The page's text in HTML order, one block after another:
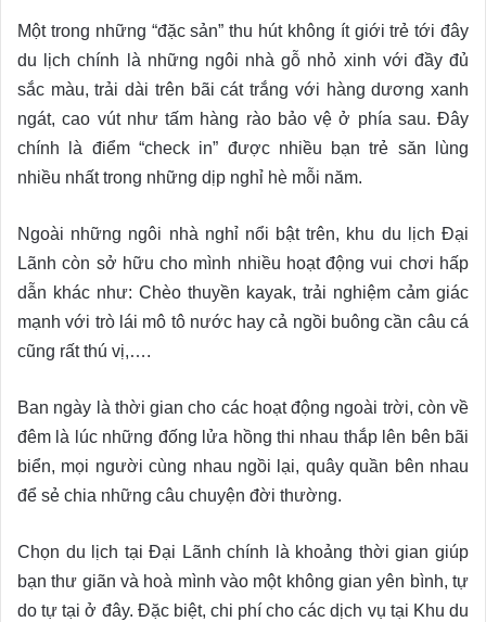
Một trong những “đặc sản” thu hút không ít giới trẻ tới đây
du lịch chính là những ngôi nhà gỗ nhỏ xinh với đầy đủ
sắc màu, trải dài trên bãi cát trắng với hàng dương xanh
ngát, cao vút như tấm hàng rào bảo vệ ở phía sau. Đây
chính là điểm “check in” được nhiều bạn trẻ săn lùng
nhiều nhất trong những dịp nghỉ hè mỗi năm.
Ngoài những ngôi nhà nghỉ nổi bật trên, khu du lịch Đại
Lãnh còn sở hữu cho mình nhiều hoạt động vui chơi hấp
dẫn khác như: Chèo thuyền kayak, trải nghiệm cảm giác
mạnh với trò lái mô tô nước hay cả ngồi buông cần câu cá
cũng rất thú vị,….
Ban ngày là thời gian cho các hoạt động ngoài trời, còn về
đêm là lúc những đống lửa hồng thi nhau thắp lên bên bãi
biển, mọi người cùng nhau ngồi lại, quây quần bên nhau
để sẻ chia những câu chuyện đời thường.
Chọn du lịch tại Đại Lãnh chính là khoảng thời gian giúp
bạn thư giãn và hoà mình vào một không gian yên bình, tự
do tự tại ở đây. Đặc biệt, chi phí cho các dịch vụ tại Khu du